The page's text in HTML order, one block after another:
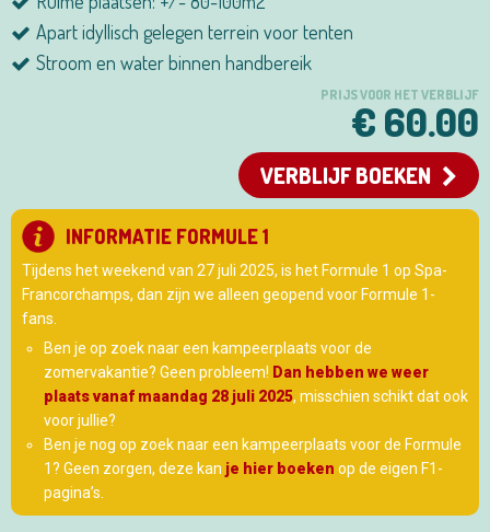
Apart idyllisch gelegen terrein voor tenten
Stroom en water binnen handbereik
PRIJS VOOR HET VERBLIJF
€ 60.00
VERBLIJF BOEKEN
INFORMATIE FORMULE 1
Tijdens het weekend van 27 juli 2025, is het Formule 1 op Spa-
Francorchamps, dan zijn we alleen geopend voor Formule 1-
fans.
Ben je op zoek naar een kampeerplaats voor de
zomervakantie? Geen probleem! Dan hebben we weer
plaats vanaf maandag 28 juli 2025, misschien schikt dat ook
voor jullie?
Ben je nog op zoek naar een kampeerplaats voor de Formule
1? Geen zorgen, deze kan je hier boeken op de eigen F1-
pagina’s.